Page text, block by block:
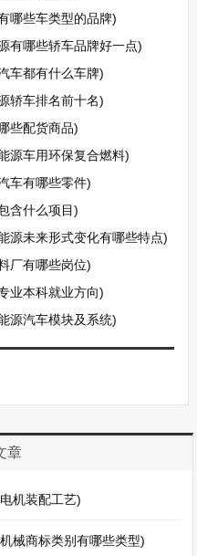
哪些车类型的品牌)
有哪些轿车品牌好一点)
车都有什么车牌)
轿车排名前十名)
些配货商品)
源车用环保复合燃料)
车有哪些零件)
含什么项目)
源未来形式变化有哪些特点)
厂有哪些岗位)
业本科就业方向)
源汽车模块及系统)
章
机装配工艺)
械商标类别有哪些类型)